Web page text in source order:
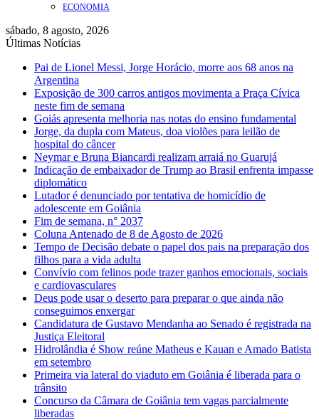
ECONOMIA
sábado, 8 agosto, 2026
Últimas Notícias
Pai de Lionel Messi, Jorge Horácio, morre aos 68 anos na
Argentina
Exposição de 300 carros antigos movimenta a Praça Cívica
neste fim de semana
Goiás apresenta melhoria nas notas do ensino fundamental
Jorge, da dupla com Mateus, doa violões para leilão de
hospital do câncer
Neymar e Bruna Biancardi realizam arraiá no Guarujá
Indicação de embaixador de Trump ao Brasil enfrenta impasse
diplomático
Lutador é denunciado por tentativa de homicídio de
adolescente em Goiânia
Fim de semana, n° 2037
Coluna Antenado de 8 de Agosto de 2026
Tempo de Decisão debate o papel dos pais na preparação dos
filhos para a vida adulta
Convívio com felinos pode trazer ganhos emocionais, sociais
e cardiovasculares
Deus pode usar o deserto para preparar o que ainda não
conseguimos enxergar
Candidatura de Gustavo Mendanha ao Senado é registrada na
Justiça Eleitoral
Hidrolândia é Show reúne Matheus e Kauan e Amado Batista
em setembro
Primeira via lateral do viaduto em Goiânia é liberada para o
trânsito
Concurso da Câmara de Goiânia tem vagas parcialmente
liberadas